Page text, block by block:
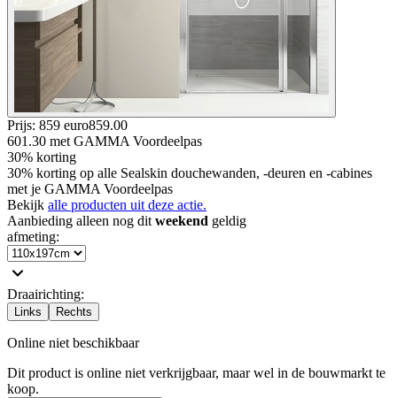
Prijs: 859 euro859.00
601.30 met GAMMA Voordeelpas
30% korting
30% korting op alle Sealskin douchewanden, -deuren en -cabines
met je GAMMA Voordeelpas
Bekijk alle producten uit deze actie.
Aanbieding alleen nog dit weekend geldig
afmeting:
Draairichting:
Links Rechts
Online niet beschikbaar
Dit product is online niet verkrijgbaar, maar wel in de bouwmarkt te
koop.